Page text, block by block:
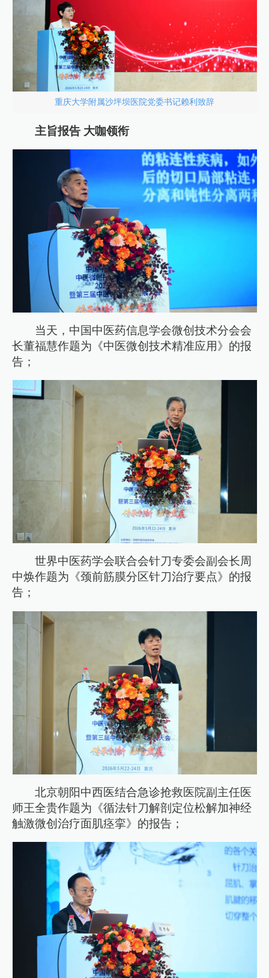
重庆大学附属沙坪坝医院党委书记赖利致辞
主旨报告 大咖领衔
当天，中国中医药信息学会微创技术分会会
长董福慧作题为《中医微创技术精准应用》的报
告；
世界中医药学会联合会针刀专委会副会长周
中焕作题为《颈前筋膜分区针刀治疗要点》的报
告；
北京朝阳中西医结合急诊抢救医院副主任医
师王全贵作题为《循法针刀解剖定位松解加神经
触激微创治疗面肌痉挛》的报告；